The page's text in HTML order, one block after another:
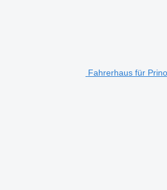
Fahrerhaus für